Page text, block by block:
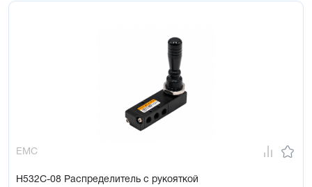
EMC
H532C-08 Распределитель с рукояткой